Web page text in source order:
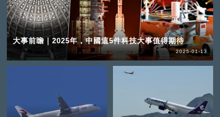
大事前瞻｜2025年，中國這5件科技大事值得期待
2025-01-13